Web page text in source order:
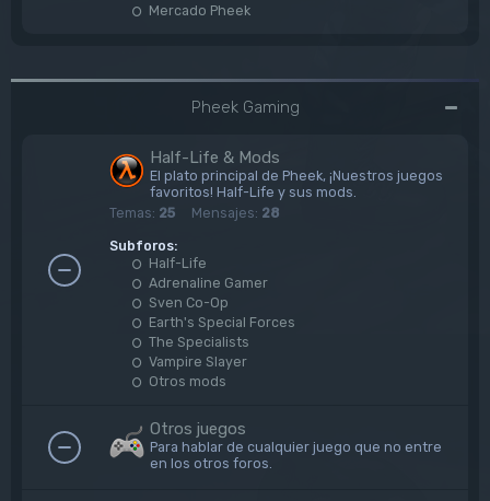
Mercado Pheek
Pheek Gaming
Half-Life & Mods
El plato principal de Pheek, ¡Nuestros juegos
favoritos! Half-Life y sus mods.
Temas: 25 Mensajes: 28
Subforos:
Half-Life
Adrenaline Gamer
Sven Co-Op
Earth's Special Forces
The Specialists
Vampire Slayer
Otros mods
Otros juegos
Para hablar de cualquier juego que no entre
en los otros foros.